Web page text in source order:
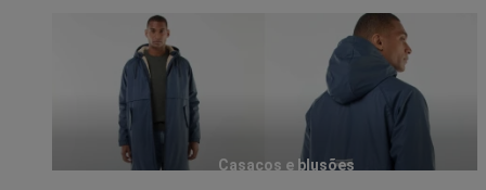
Casacos e blusões